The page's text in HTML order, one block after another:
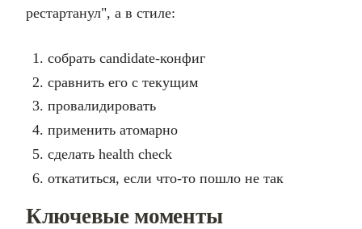
рестартанул", а в стиле:
собрать candidate-конфиг
сравнить его с текущим
провалидировать
применить атомарно
сделать health check
откатиться, если что-то пошло не так
Ключевые моменты